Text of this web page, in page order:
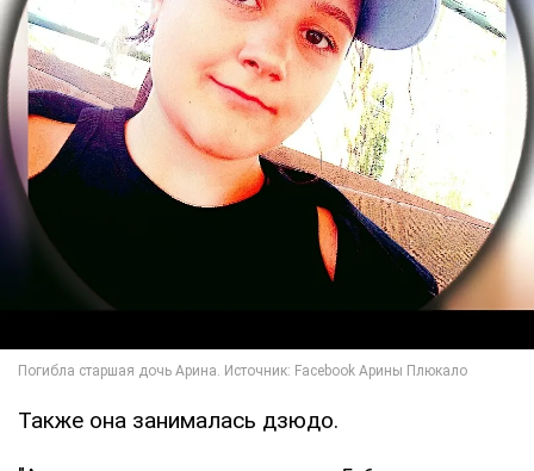
Также она занималась дзюдо.